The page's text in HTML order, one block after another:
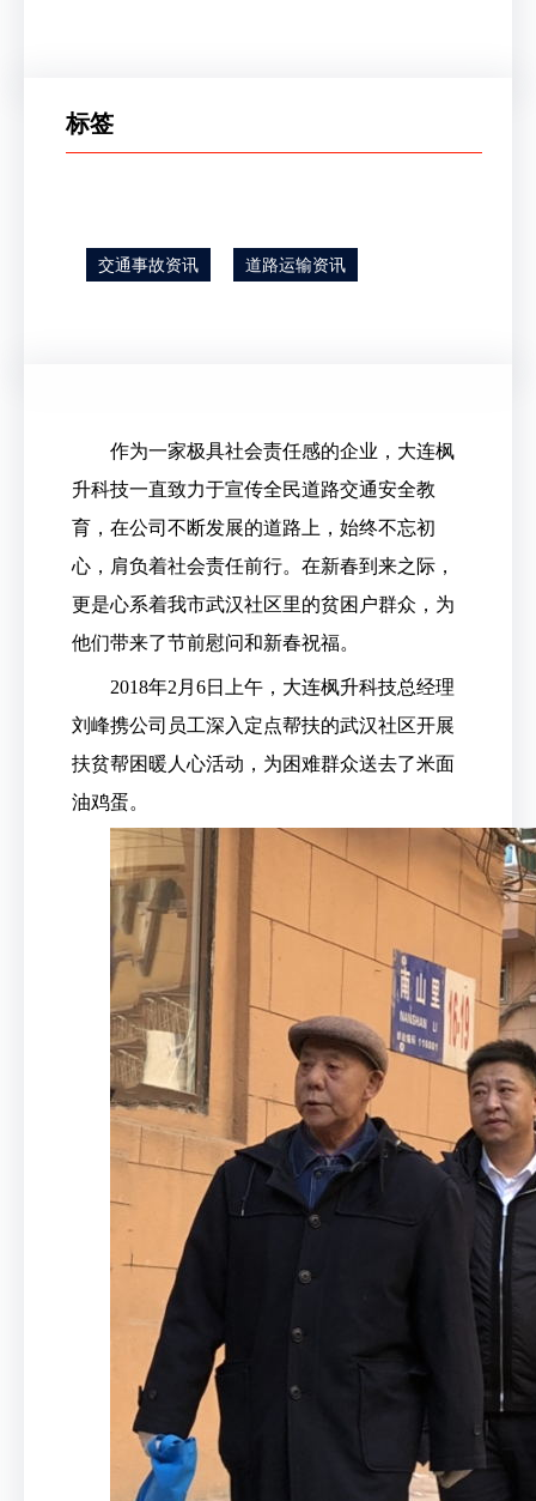
标签
交通事故资讯 道路运输资讯
作为一家极具社会责任感的企业，大连枫
升科技一直致力于宣传全民道路交通安全教
育，在公司不断发展的道路上，始终不忘初
心，肩负着社会责任前行。在新春到来之际，
更是心系着我市武汉社区里的贫困户群众，为
他们带来了节前慰问和新春祝福。
2018年2月6日上午，大连枫升科技总经理
刘峰携公司员工深入定点帮扶的武汉社区开展
扶贫帮困暖人心活动，为困难群众送去了米面
油鸡蛋。